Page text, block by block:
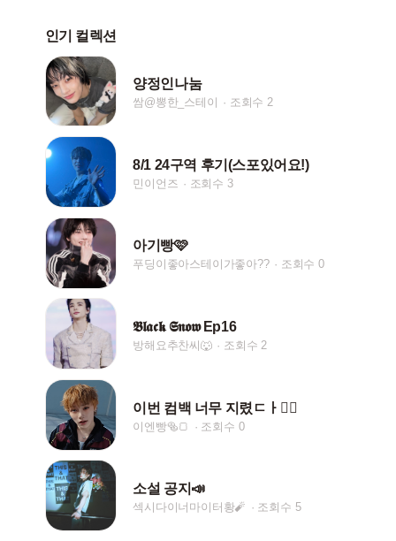
인기 컬렉션
양정인나눔
쌈@뽕한_스테이 조회수 2
8/1 24구역 후기(스포있어요!)
민이언즈 조회수 3
아기빵🩷
푸딩이좋아스테이가좋아?? 조회수 0
𝕭𝖑𝖆𝖈𝖐 𝕾𝖓𝖔𝖜 Ep16
방해요추찬씨🐺 조회수 2
이번 컴백 너무 지렸ㄷㅏ❤️‍🔥
이엔빵🥯🍞 조회수 0
소설 공지📣
섹시다이너마이터황🧨 조회수 5